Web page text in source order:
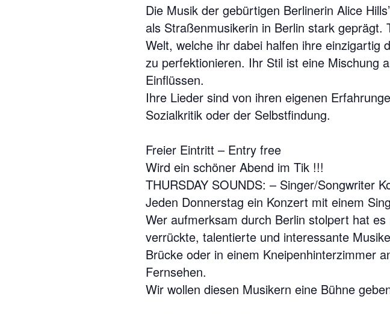
Die Musik der gebürtigen Berlinerin Alice
als Straßenmusikerin in Berlin stark
Welt, welche ihr dabei halfen ihre einzigartig
zu perfektionieren. Ihr Stil ist eine Mischung
Einflüssen.
Ihre Lieder sind von ihren eigenen
Sozialkritik oder der Selbstfindung.
Freier Eintritt – Entry free
Wird ein schöner Abend im Tik !!!
THURSDAY SOUNDS: – Singer/Songwriter
Jeden Donnerstag ein Konzert mit einem
Wer aufmerksam durch Berlin stolpert hat
verrückte, talentierte und interessante
Brücke oder in einem Kneipenhinterzimmer
Fernsehen.
Wir wollen diesen Musikern eine Bühne